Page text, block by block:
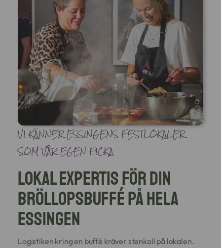
VI KÄNNER ESSINGENS FESTLOKALER
SOM VÅR EGEN FICKA
Lokal expertis för din
bröllopsbuffé på hela
essingen
Logistiken kring en buffé kräver stenkoll på lokalen.